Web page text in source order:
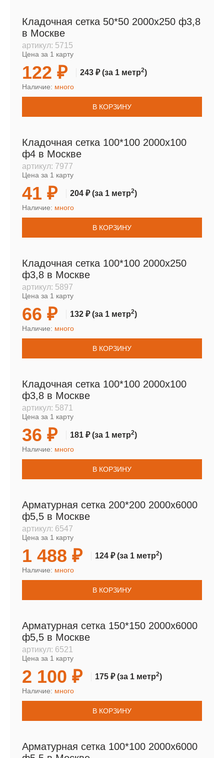
Кладочная сетка 50*50 2000х250 ф3,8
в Москве
артикул: 5715
Цена за 1 карту
122 ₽ 243 ₽(за 1 метр2)
Наличие: много
В КОРЗИНУ
Кладочная сетка 100*100 2000х100
ф4 в Москве
артикул: 7977
Цена за 1 карту
41 ₽ 204 ₽(за 1 метр2)
Наличие: много
В КОРЗИНУ
Кладочная сетка 100*100 2000х250
ф3,8 в Москве
артикул: 5897
Цена за 1 карту
66 ₽ 132 ₽(за 1 метр2)
Наличие: много
В КОРЗИНУ
Кладочная сетка 100*100 2000х100
ф3,8 в Москве
артикул: 5871
Цена за 1 карту
36 ₽ 181 ₽(за 1 метр2)
Наличие: много
В КОРЗИНУ
Арматурная сетка 200*200 2000х6000
ф5,5 в Москве
артикул: 6547
Цена за 1 карту
1 488 ₽ 124 ₽(за 1 метр2)
Наличие: много
В КОРЗИНУ
Арматурная сетка 150*150 2000х6000
ф5,5 в Москве
артикул: 6521
Цена за 1 карту
2 100 ₽ 175 ₽(за 1 метр2)
Наличие: много
В КОРЗИНУ
Арматурная сетка 100*100 2000х6000